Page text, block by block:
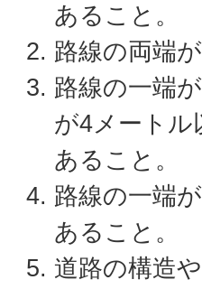
あること。
路線の両端
路線の一端
が4メートル
あること。
路線の一端
あること。
道路の構造